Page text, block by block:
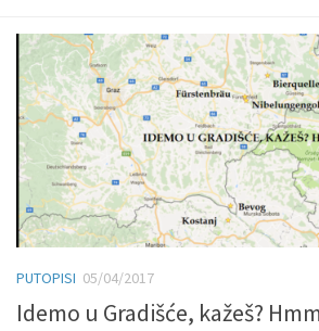
PUTOPISI 05/04/2017
Idemo u Gradišće, kažeš?